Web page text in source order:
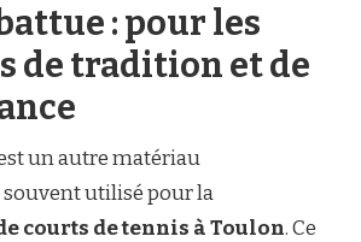
: pour les
de tradition et de
un autre matériau
utilisé pour la
courts de tennis à Toulon. Ce